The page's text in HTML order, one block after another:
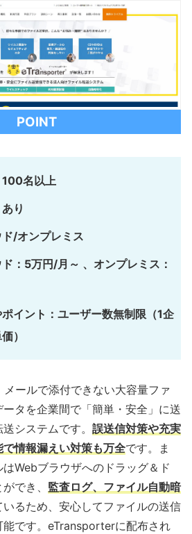
POINT
100名以上
り
/オンプレミス
：5万円/月～ 、オンプレミス：
イント：ユーザー数無制限（1企
）
メールで添付できない大容量ファ
タを企業間で「簡単・安全」に送
システムです。 誤送信対策や充実
情報漏えい対策も万全です。ま
Webブラウザへのドラッグ＆ド
でき、 監査ログ、ファイル自動暗
いるため、安心してファイルの送信
能です。eTransporterに配布され